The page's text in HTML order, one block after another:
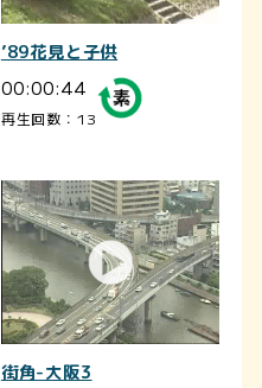
’89花見と子供
00:00:44
再生回数：13
街角-大阪3